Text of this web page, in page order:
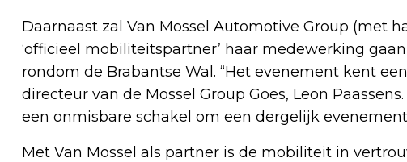
Daarnaast zal Van Mossel Automotive Group (met
‘officieel mobiliteitspartner’ haar medewerking
rondom de Brabantse Wal. “Het evenement kent
directeur van de Mossel Group Goes, Leon
een onmisbare schakel om een dergelijk
Met Van Mossel als partner is de mobiliteit in